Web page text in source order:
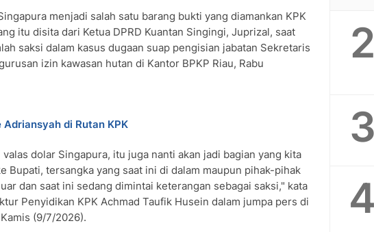
menjadi salah satu barang bukti yang diamankan KPK
itu disita dari Ketua DPRD Kuantan Singingi, Juprizal, saat
saksi dalam kasus dugaan suap pengisian jabatan Sekretaris
izin kawasan hutan di Kantor BPKP Riau, Rabu
di Rutan KPK
dolar Singapura, itu juga nanti akan jadi bagian yang kita
Bupati, tersangka yang saat ini di dalam maupun pihak-pihak
dan saat ini sedang dimintai keterangan sebagai saksi," kata
Penyidikan KPK Achmad Taufik Husein dalam jumpa pers di
(9/7/2026).
2
3
4